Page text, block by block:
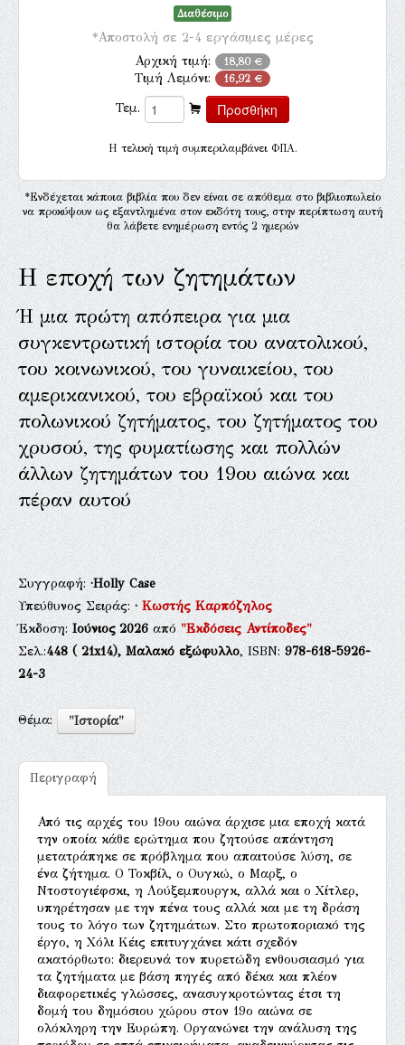
Διαθέσιμο
*Αποστολή σε 2-4 εργάσιμες μέρες
Αρχική τιμή: 18,80 €
Τιμή Λεμόνι: 16,92 €
Τεμ.
H τελική τιμή συμπεριλαμβάνει ΦΠΑ.
*Ενδέχεται κάποια βιβλία που δεν είναι σε απόθεμα στο βιβλιοπωλείο
να προκύψουν ως εξαντλημένα στον εκδότη τους, στην περίπτωση αυτή
θα λάβετε ενημέρωση εντός 2 ημερών
Η εποχή των ζητημάτων
Ή μια πρώτη απόπειρα για μια
συγκεντρωτική ιστορία του ανατολικού,
του κοινωνικού, του γυναικείου, του
αμερικανικού, του εβραϊκού και του
πολωνικού ζητήματος, του ζητήματος του
χρυσού, της φυματίωσης και πολλών
άλλων ζητημάτων του 19ου αιώνα και
πέραν αυτού
Συγγραφή:·Holly Case
Υπεύθυνος Σειράς:·Κωστής Καρπόζηλος
Έκδοση:Ιούνιος 2026από"Εκδόσεις Αντίποδες"
Σελ.:448( 21x14), Μαλακό εξώφυλλο, ISBN:978-618-5926-
24-3
Θέμα: "Ιστορία"
Περιγραφή
Από τις αρχές του 19ου αιώνα άρχισε μια εποχή κατά
την οποία κάθε ερώτημα που ζητούσε απάντηση
μετατράπηκε σε πρόβλημα που απαιτούσε λύση, σε
ένα ζήτημα. Ο Τοκβίλ, ο Ουγκώ, ο Μαρξ, ο
Ντοστογιέφσκι, η Λούξεμπουργκ, αλλά και ο Χίτλερ,
υπηρέτησαν με την πένα τους αλλά και με τη δράση
τους το λόγο των ζητημάτων. Στο πρωτοποριακό της
έργο, η Χόλι Κέις επιτυγχάνει κάτι σχεδόν
ακατόρθωτο: διερευνά τον πυρετώδη ενθουσιασμό για
τα ζητήματα με βάση πηγές από δέκα και πλέον
διαφορετικές γλώσσες, ανασυγκροτώντας έτσι τη
δομή του δημόσιου χώρου στον 19ο αιώνα σε
ολόκληρη την Ευρώπη. Οργανώνει την ανάλυση της